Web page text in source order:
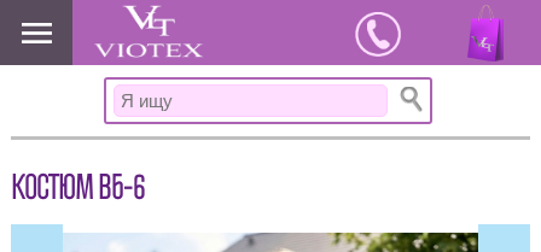
www.viotex37.ru
КОСТЮМ ВБ-6